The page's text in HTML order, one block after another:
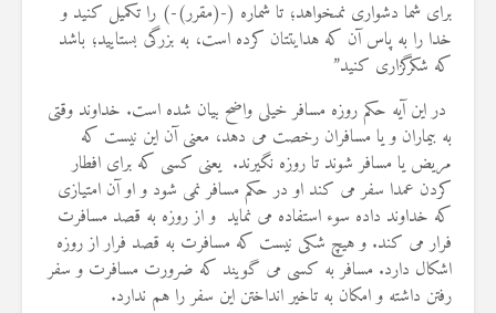
براى شما دشوارى نمى‏خواهد؛ تا شماره (-(مقرر)-) را تكميل كنيد و
خدا را به پاس آن كه هدايتتان كرده است، به بزرگى بستاييد؛ باشد
كه شكرگزارى كنيد”
در این آیه حکم روزه مسافر خیلی واضح بیان شده است. خداوند وقتی
به بیماران و یا مسافران رخصت می دهد، معنی آن این نیست که
مریض یا مسافر شوند تا روزه نگیرند. یعنی کسی که برای افطار
کردن عمدا سفر می کند او در حکم مسافر نمی شود و او آن امتیازی
که خداوند داده سوء استفاده می نماید و از روزه به قصد مسافرت
فرار می کند. و هیچ شکی نیست که مسافرت به قصد فرار از روزه
اشکال دارد. مسافر به کسی می گویند که ضرورت مسافرت و سفر
رفتن داشته و امکان به تاخیر انداختن این سفر را هم ندارد.
19 جولای 2026
36 نمایش ها